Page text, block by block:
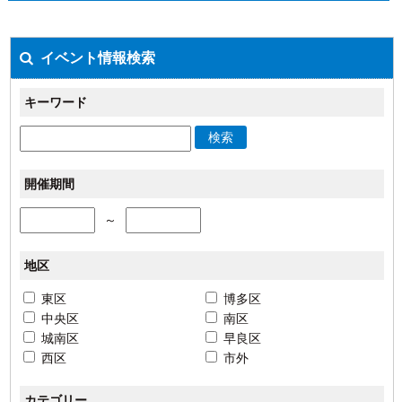
イベント情報検索
キーワード
検索
開催期間
～
地区
東区
博多区
中央区
南区
城南区
早良区
西区
市外